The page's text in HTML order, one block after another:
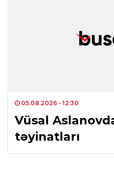
05.08.2026 - 12:30
Vüsal
təyinatları